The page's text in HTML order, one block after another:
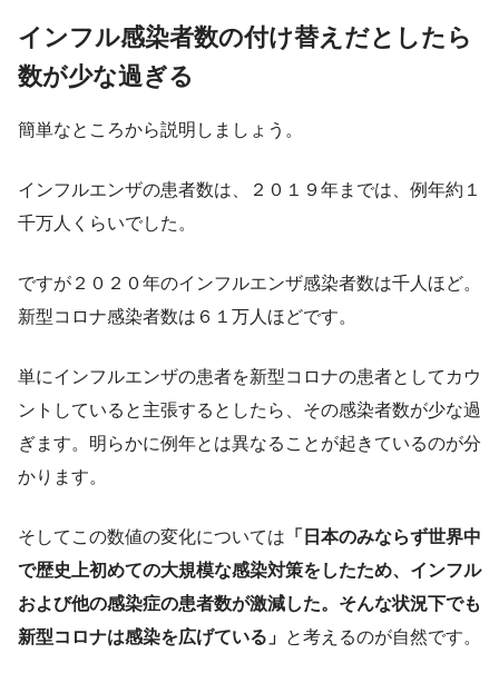
インフル感染者数の付け替えだとしたら
数が少な過ぎる
簡単なところから説明しましょう。
インフルエンザの患者数は、２０１９年までは、例年約１
千万人くらいでした。
ですが２０２０年のインフルエンザ感染者数は千人ほど。
新型コロナ感染者数は６１万人ほどです。
単にインフルエンザの患者を新型コロナの患者としてカウ
ントしていると主張するとしたら、その感染者数が少な過
ぎます。明らかに例年とは異なることが起きているのが分
かります。
そしてこの数値の変化については 「日本のみならず世界中
で歴史上初めての大規模な感染対策をしたため、インフル
および他の感染症の患者数が激減した。そんな状況下でも
新型コロナは感染を広げている」 と考えるのが自然です。